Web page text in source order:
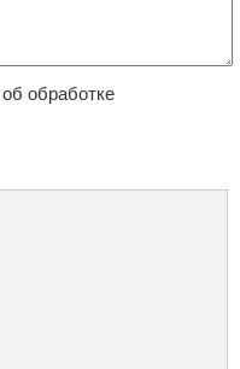
об обработке